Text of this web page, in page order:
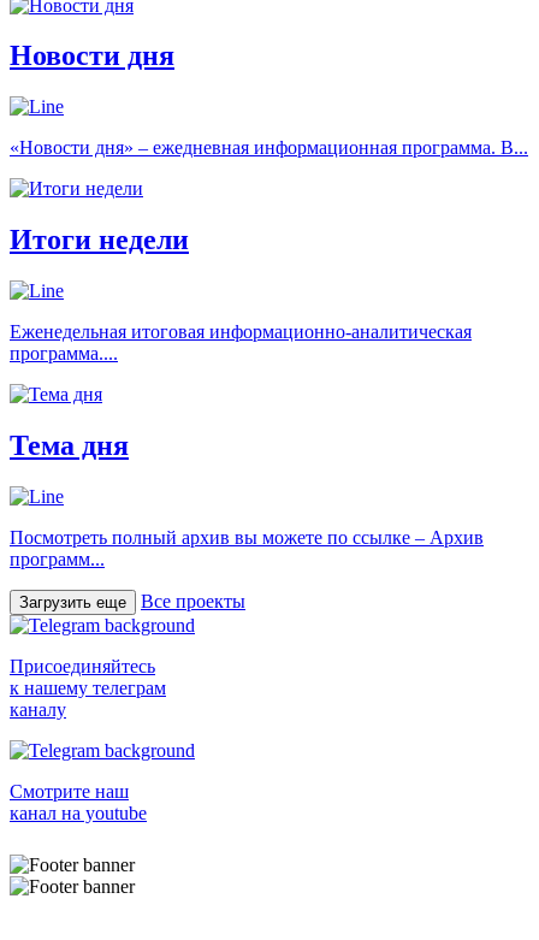
Новости дня
«Новости дня» – ежедневная информационная программа. В...
Итоги недели
Еженедельная итоговая информационно-аналитическая
программа....
Тема дня
Посмотреть полный архив вы можете по ссылке – Архив
программ...
Загрузить еще Все проекты
Присоединяйтесь
к нашему телеграм
каналу
Смотрите наш
канал на youtube